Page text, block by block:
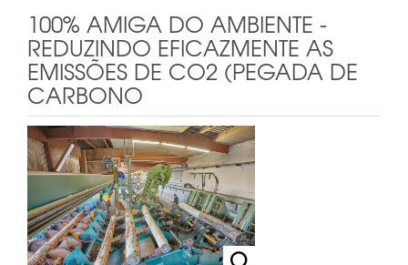
100% AMIGA DO AMBIENTE -
REDUZINDO EFICAZMENTE AS
EMISSÕES DE CO2 (PEGADA DE
CARBONO